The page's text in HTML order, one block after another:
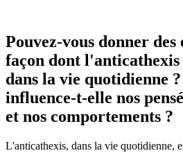
Pouvez-vous donner des
façon dont l'anticathexis
dans la vie quotidienne
influence-t-elle nos
et nos comportements ?
L'anticathexis, dans la vie quotidienne,